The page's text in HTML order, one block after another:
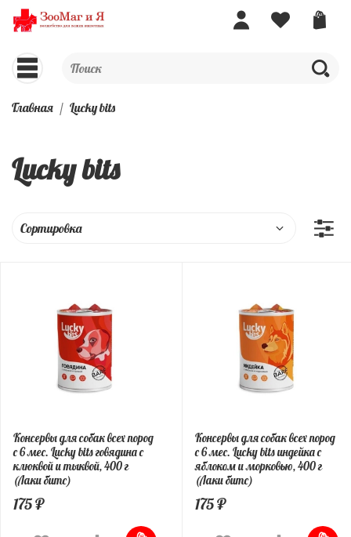
Главная Lucky bits
Lucky bits
Консервы для собак всех пород
с 6 мес. Lucky bits говядина с
клюквой и тыквой, 400 г
(Лаки битс)
175 ₽
Консервы для собак всех пород
с 6 мес. Lucky bits индейка с
яблоком и морковью, 400 г
(Лаки битс)
175 ₽